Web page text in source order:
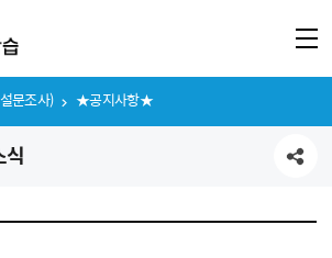
식
문조사) ★공지사항★